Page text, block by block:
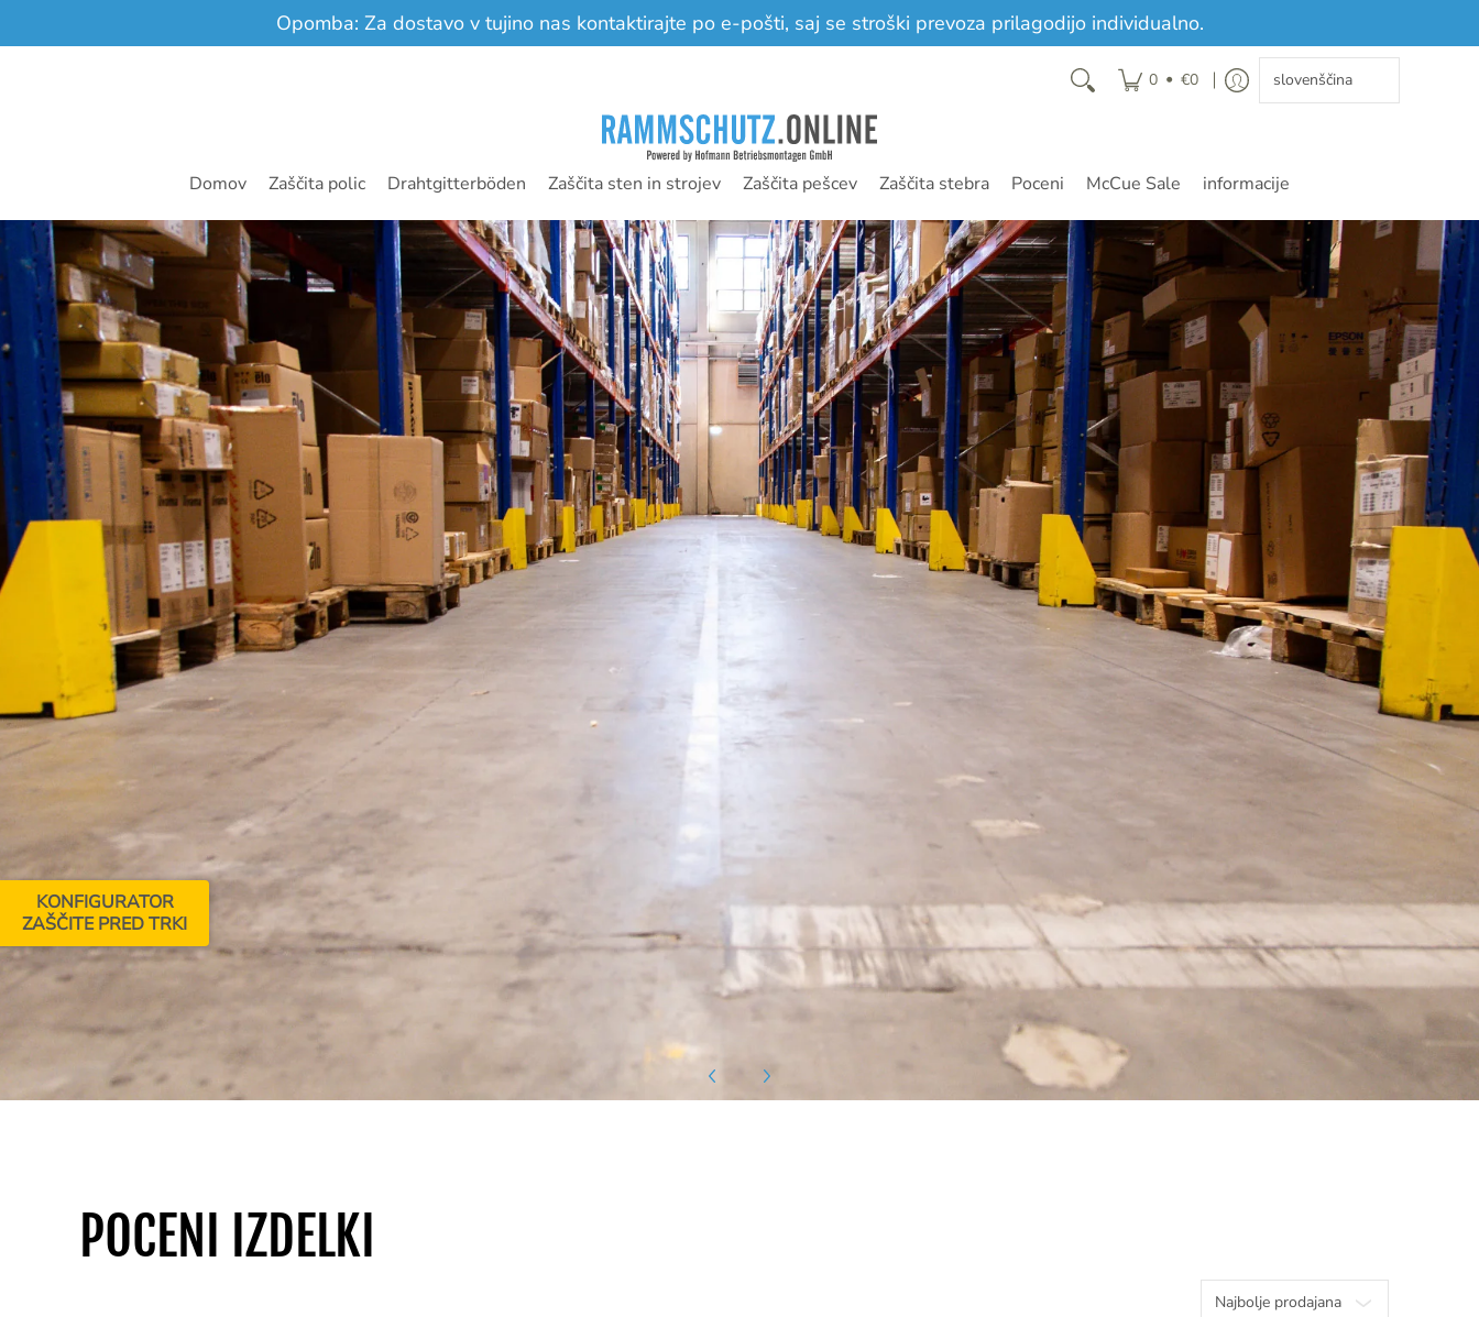
KONFIGURATOR
ZAŠČITE PRED TRKI
Opomba: Za dostavo v tujino nas kontaktirajte po e-pošti, saj se stroški prevoza prilagodijo individualno.
0 • €0
Domov Zaščita polic Drahtgitterböden Zaščita sten in strojev Zaščita pešcev Zaščita stebra Poceni McCue Sale informacije
Preskoči na glavno vsebino
POCENI IZDELKI